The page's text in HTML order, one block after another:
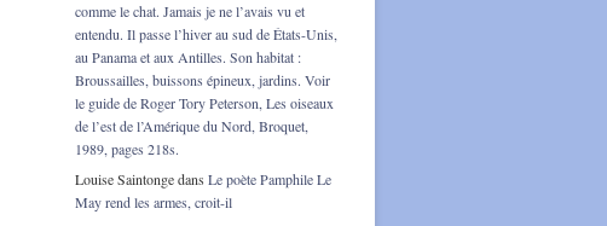
comme le chat. Jamais je ne l’avais vu et
entendu. Il passe l’hiver au sud de États-Unis,
au Panama et aux Antilles. Son habitat :
Broussailles, buissons épineux, jardins. Voir
le guide de Roger Tory Peterson, Les oiseaux
de l’est de l’Amérique du Nord, Broquet,
1989, pages 218s.
Louise Saintongedans Le poète Pamphile Le
May rend les armes, croit-il